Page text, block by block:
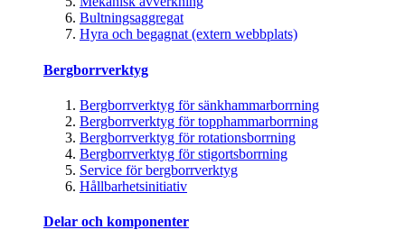
Bultningsaggregat
Hyra och begagnat (extern webbplats)
Bergborrverktyg
Bergborrverktyg för sänkhammarborrning
Bergborrverktyg för topphammarborrning
Bergborrverktyg för rotationsborrning
Bergborrverktyg för stigortsborrning
Service för bergborrverktyg
Hållbarhetsinitiativ
Delar och komponenter